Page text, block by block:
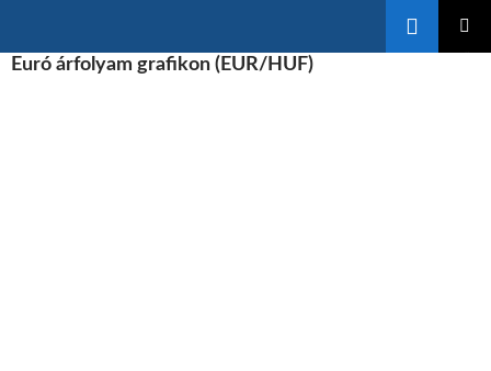
AEuró árfolyam grafikon (EUR/HUF)